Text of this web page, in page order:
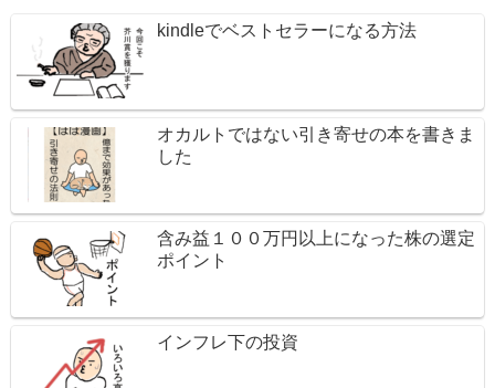
kindleでベストセラーになる方法
オカルトではない引き寄せの本を書きま
した
含み益１００万円以上になった株の選定
ポイント
インフレ下の投資